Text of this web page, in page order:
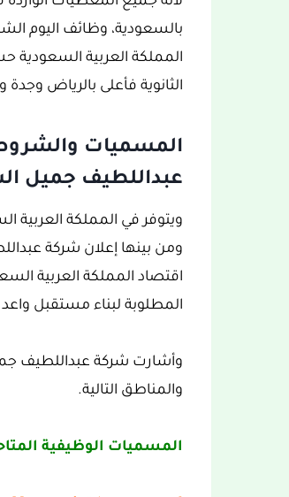
بالسعودية، وظائف اليوم
الثانوية فأعلى بالرياض وجدة
المسميات
عبداللطيف جميل
اقتصاد المملكة العربية
المطلوبة لبناء مستقبل
وأشارت شركة عبداللطيف
والمناطق التالية.
المسميات الوظيفية